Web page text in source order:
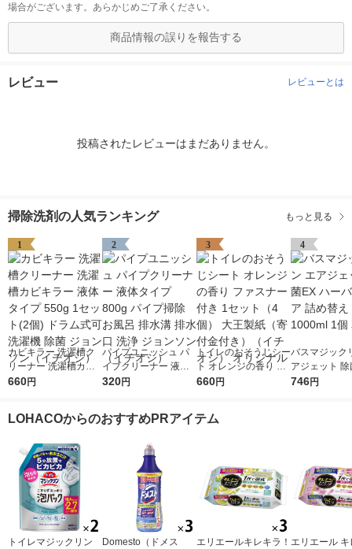
場合がございます。あらかじめご了承ください。
商品情報の誤りを報告する
レビュー レビューとは
投稿されたレビューはまだありません。
掃除洗剤の人気ランキング もっと見る
1
カビキラー 洗濯槽ク
リーナー 洗濯槽カビ
キラー 液体タイプ 55
ョンソン（イチオシ）
660円
2
パイプユニッシュ パ
イプクリーナー 液体
タイプ 800g パイプ掃
（イチオシ）
320円
3
トイレのおそうじシー
ト オレンジの香り フ
ァスナー付き 1セット
シ） オリジナル
660円
4
バスマジック
アジェット
ーバルクリア
746円
LOHACOからのおすすめPRアイテム
トイレマジックリン
Domesto（ドメス
エリエールキレキラ！ エリエール キ